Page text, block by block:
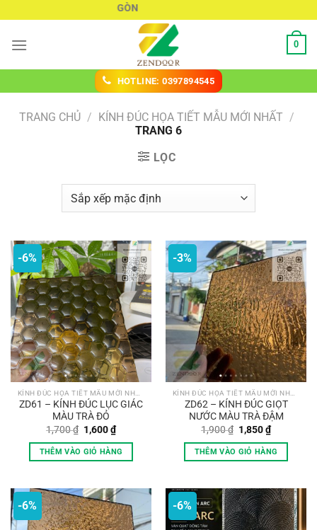
nội
KÍNH ĐÚC SÀI GÒN
0
HOTLINE: 0397894545
TRANG CHỦ / KÍNH ĐÚC HỌA TIẾT MẪU MỚI NHẤT /
TRANG 6
LỌC
-6%
ZD61 – KÍNH ĐÚC LỤC GIÁC
MÀU TRÀ ĐỎ
1,700₫ Giá
gốc
là:
1,700 ₫.
1,600₫Giá
hiện
tại
là:
THÊM VÀO GIỎ HÀNG
-3%
ZD62 – KÍNH ĐÚC GIỌT
NƯỚC MÀU TRÀ ĐẬM
1,900₫ Giá
gốc
là:
1,900 ₫.
1,850₫Giá
hiện
tại
là:
THÊM VÀO GIỎ HÀNG
-6% -6%